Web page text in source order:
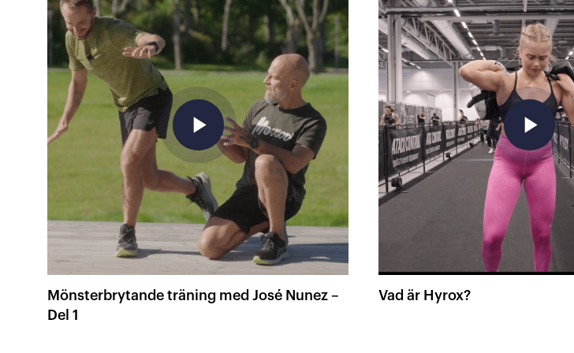
play_arrow
Mönsterbrytande träning med José Nunez –
Del 1
play_arrow
Vad är Hyrox?